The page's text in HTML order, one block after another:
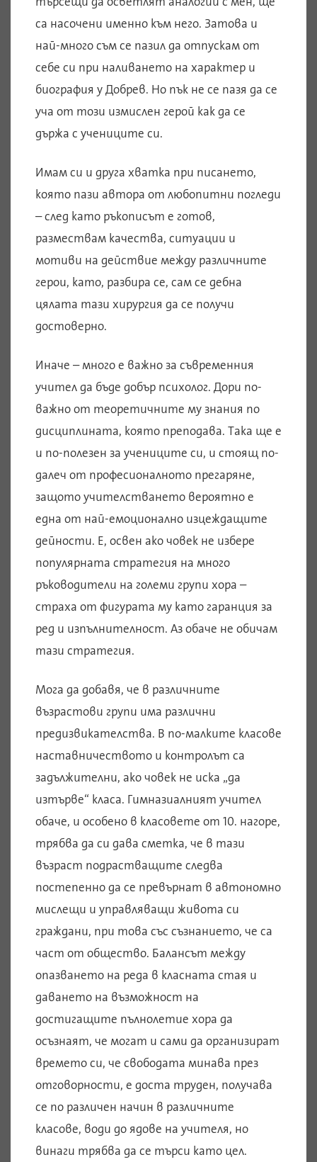
са насочени именно към него. Затова и
най-много съм се пазил да отпускам от
себе си при наливането на характер и
биография у Добрев. Но пък не се пазя да се
уча от този измислен герой как да се
държа с учениците си.
Имам си и друга хватка при писането,
която пази автора от любопитни погледи
– след като ръкописът е готов,
размествам качества, ситуации и
мотиви на действие между различните
герои, като, разбира се, сам се дебна
цялата тази хирургия да се получи
достоверно.
Иначе – много е важно за съвременния
учител да бъде добър психолог. Дори по-
важно от теоретичните му знания по
дисциплината, която преподава. Така ще е
и по-полезен за учениците си, и стоящ по-
далеч от професионалното прегаряне,
защото учителстването вероятно е
една от най-емоционално изцеждащите
дейности. Е, освен ако човек не избере
популярната стратегия на много
ръководители на големи групи хора –
страха от фигурата му като гаранция за
ред и изпълнителност. Аз обаче не обичам
тази стратегия.
Мога да добавя, че в различните
възрастови групи има различни
предизвикателства. В по-малките класове
наставничеството и контролът са
задължителни, ако човек не иска „да
изтърве“ класа. Гимназиалният учител
обаче, и особено в класовете от 10. нагоре,
трябва да си дава сметка, че в тази
възраст подрастващите следва
постепенно да се превърнат в автономно
мислещи и управляващи живота си
граждани, при това със съзнанието, че са
част от общество. Балансът между
опазването на реда в класната стая и
даването на възможност на
достигащите пълнолетие хора да
осъзнаят, че могат и сами да организират
времето си, че свободата минава през
отговорности, е доста труден, получава
се по различен начин в различните
класове, води до ядове на учителя, но
винаги трябва да се търси като цел.